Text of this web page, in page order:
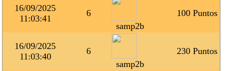
16/09/2025
11:03:41
6
samp2b
100 Puntos
16/09/2025
11:03:40
6
samp2b
230 Puntos